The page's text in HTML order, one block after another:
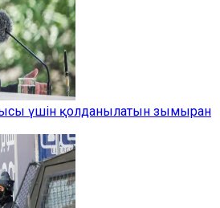
үшін қолданылатын зымыран